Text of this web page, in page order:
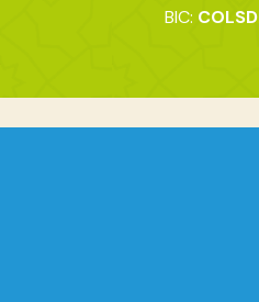
BIC: